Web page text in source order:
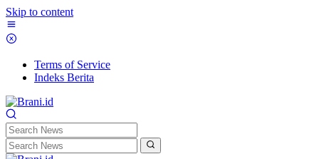
Skip to content
Terms of Service
Indeks Berita